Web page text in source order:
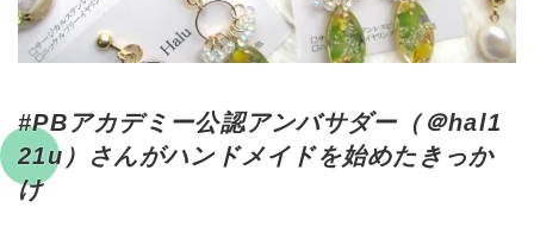
#PBアカデミー公認アンバサダー（＠hal1
21u）さんがハンドメイドを始めたきっか
け